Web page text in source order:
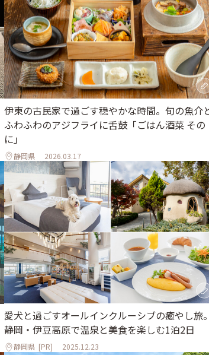
伊東の古民家で過ごす穏やかな時間。旬の魚介
ふわふわのアジフライに舌鼓「ごはん酒菜 その
に」
静岡県 2026.03.17
愛犬と過ごすオールインクルーシブの癒やし旅。
静岡・伊豆高原で温泉と美食を楽しむ1泊2日
静岡県 [PR] 2025.12.23